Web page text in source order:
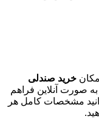
خرید صندلی
صورت آنلاین فراهم
مشخصات کامل هر
.